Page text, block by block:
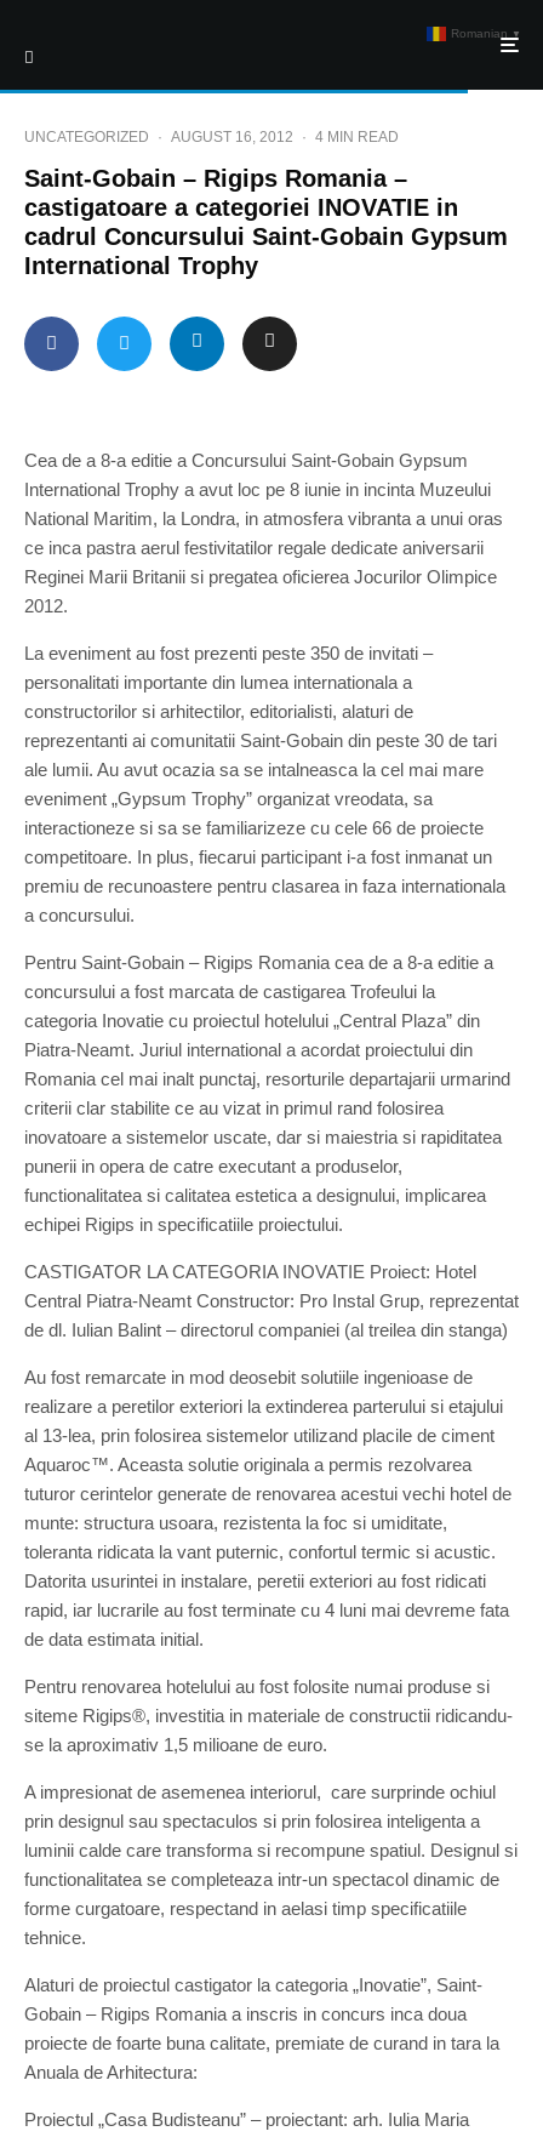
UNCATEGORIZED · AUGUST 16, 2012 · 4 MIN READ
Saint-Gobain – Rigips Romania –
castigatoare a categoriei INOVATIE in
cadrul Concursului Saint-Gobain Gypsum
International Trophy
Cea de a 8-a editie a Concursului Saint-Gobain Gypsum
International Trophy a avut loc pe 8 iunie in incinta Muzeului
National Maritim, la Londra, in atmosfera vibranta a unui oras
ce inca pastra aerul festivitatilor regale dedicate aniversarii
Reginei Marii Britanii si pregatea oficierea Jocurilor Olimpice
2012.
La eveniment au fost prezenti peste 350 de invitati –
personalitati importante din lumea internationala a
constructorilor si arhitectilor, editorialisti, alaturi de
reprezentanti ai comunitatii Saint-Gobain din peste 30 de tari
ale lumii. Au avut ocazia sa se intalneasca la cel mai mare
eveniment „Gypsum Trophy” organizat vreodata, sa
interactioneze si sa se familiarizeze cu cele 66 de proiecte
competitoare. In plus, fiecarui participant i-a fost inmanat un
premiu de recunoastere pentru clasarea in faza internationala
a concursului.
Pentru Saint-Gobain – Rigips Romania cea de a 8-a editie a
concursului a fost marcata de castigarea Trofeului la
categoria Inovatie cu proiectul hotelului „Central Plaza” din
Piatra-Neamt. Juriul international a acordat proiectului din
Romania cel mai inalt punctaj, resorturile departajarii urmarind
criterii clar stabilite ce au vizat in primul rand folosirea
inovatoare a sistemelor uscate, dar si maiestria si rapiditatea
punerii in opera de catre executant a produselor,
functionalitatea si calitatea estetica a designului, implicarea
echipei Rigips in specificatiile proiectului.
CASTIGATOR LA CATEGORIA INOVATIE Proiect: Hotel
Central Piatra-Neamt Constructor: Pro Instal Grup, reprezentat
de dl. Iulian Balint – directorul companiei (al treilea din stanga)
Au fost remarcate in mod deosebit solutiile ingenioase de
realizare a peretilor exteriori la extinderea parterului si etajului
al 13-lea, prin folosirea sistemelor utilizand placile de ciment
Aquaroc™. Aceasta solutie originala a permis rezolvarea
tuturor cerintelor generate de renovarea acestui vechi hotel de
munte: structura usoara, rezistenta la foc si umiditate,
toleranta ridicata la vant puternic, confortul termic si acustic.
Datorita usurintei in instalare, peretii exteriori au fost ridicati
rapid, iar lucrarile au fost terminate cu 4 luni mai devreme fata
de data estimata initial.
Pentru renovarea hotelului au fost folosite numai produse si
siteme Rigips®, investitia in materiale de constructii ridicandu-
se la aproximativ 1,5 milioane de euro.
A impresionat de asemenea interiorul, care surprinde ochiul
prin designul sau spectaculos si prin folosirea inteligenta a
luminii calde care transforma si recompune spatiul. Designul si
functionalitatea se completeaza intr-un spectacol dinamic de
forme curgatoare, respectand in aelasi timp specificatiile
tehnice.
Alaturi de proiectul castigator la categoria „Inovatie”, Saint-
Gobain – Rigips Romania a inscris in concurs inca doua
proiecte de foarte buna calitate, premiate de curand in tara la
Anuala de Arhitectura:
Proiectul „Casa Budisteanu” – proiectant: arh. Iulia Maria
Romanian ▼